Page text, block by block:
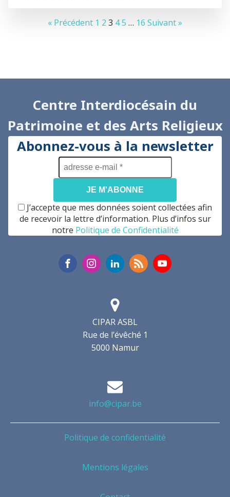
« Précédent 1 2 3 45 … 16 Suivant »
Centre Interdiocésain du
Patrimoine et des Arts Religieux
CIPAR ASBL
Rue de l’évêché 1
5000 Namur
info@cipar.be
Politique de confidentialité
Mentions légales
Abonnez-vous à la newsletter
adresse
e-
mail
*
J’accepte que mes données soient collectées afin
de recevoir la lettre d’information. Plus d’infos sur
notre Politique de Confidentialité